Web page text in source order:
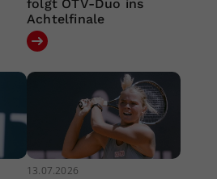
folgt ÖTV-Duo ins
Achtelfinale
13.07.2026